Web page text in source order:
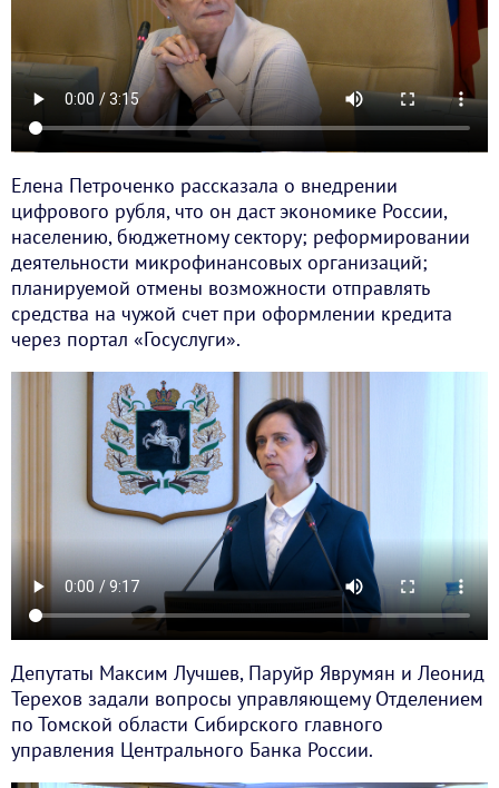
Елена Петроченко рассказала о внедрении
цифрового рубля, что он даст экономике России,
населению, бюджетному сектору; реформировании
деятельности микрофинансовых организаций;
планируемой отмены возможности отправлять
средства на чужой счет при оформлении кредита
через портал «Госуслуги».
Депутаты Максим Лучшев, Паруйр Яврумян и Леонид
Терехов задали вопросы управляющему Отделением
по Томской области Сибирского главного
управления Центрального Банка России.